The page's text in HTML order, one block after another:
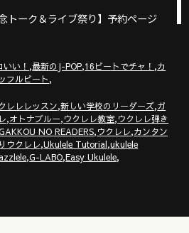
トーク＆ライブ祭り】予約ページ
LABOウクレレ SHOP」
ガズのはじめてウクレレ」
い！ ,最新のJ-POP,16ビートでチャ！ ,カ
フルビート,
レレレッスン,新しい学校のリーダーズ,ガ
,オトナブルー,ウクレレ教室,ウクレレ弾き
NO READERS,ウクレレ,カンタン
ウクレレ,Ukulele Tutorial,ukulele
,G-LABO,Easy Ukulele,